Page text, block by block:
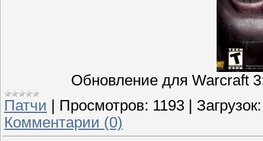
Обновление для Warcraft
Патчи
Просмотров: 1193
Загрузок:
Комментарии (0)